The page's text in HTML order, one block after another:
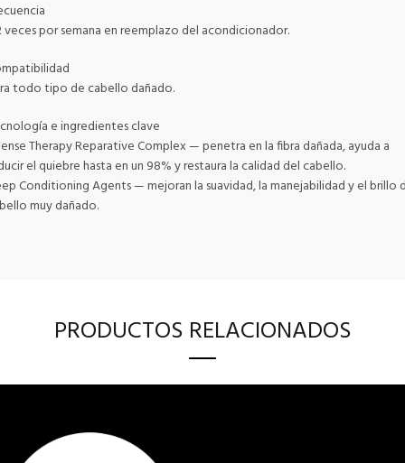
veces por semana en reemplazo del acondicionador.
todo tipo de cabello dañado.
e ingredientes clave
Therapy Reparative Complex — penetra en la fibra dañada, ayuda a
el quiebre hasta en un 98% y restaura la calidad del cabello.
Conditioning Agents — mejoran la suavidad, la manejabilidad y el brillo
muy dañado.
PRODUCTOS RELACIONADOS